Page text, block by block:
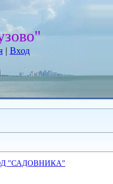
| Вход
"САДОВНИКА"